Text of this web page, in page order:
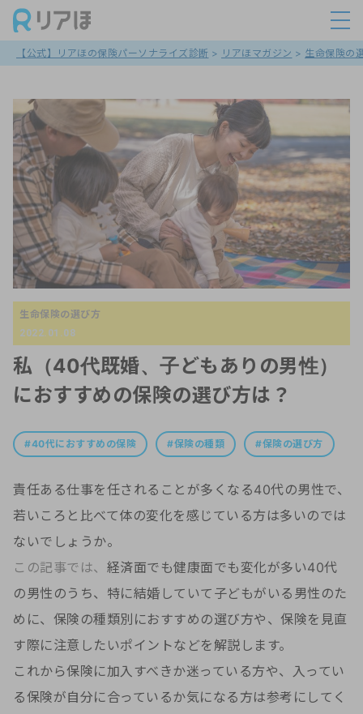
【公式】リアほの保険パーソナライズ診断 > リアほマガジン > 生命保険の
生命保険の選び方
2022.01.08
私（40代既婚、子どもありの男性）
におすすめの保険の選び方は？
40代におすすめの保険 保険の種類 保険の選び方
責任ある仕事を任されることが多くなる40代の男性で、
若いころと比べて体の変化を感じている方は多いのでは
ないでしょうか。
この記事では、 経済面でも健康面でも変化が多い40代
の男性のうち、特に結婚していて子どもがいる男性のた
めに、保険の種類別におすすめの選び方や、保険を見直
す際に注意したいポイントなどを解説します。
これから保険に加入すべきか迷っている方や、入ってい
る保険が自分に合っているか気になる方は参考にしてく